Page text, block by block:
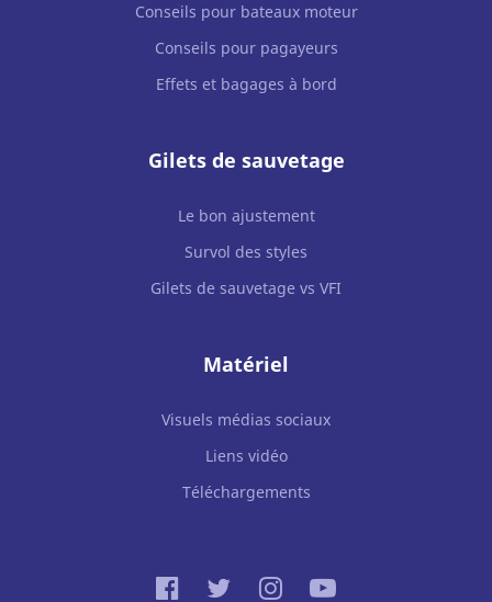
Conseils pour bateaux moteur
Conseils pour pagayeurs
Effets et bagages à bord
Gilets de sauvetage
Le bon ajustement
Survol des styles
Gilets de sauvetage vs VFI
Matériel
Visuels médias sociaux
Liens vidéo
Téléchargements